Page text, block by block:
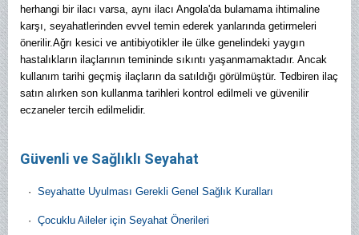
herhangi bir ilacı varsa, aynı ilacı Angola'da bulamama ihtimaline
karşı, seyahatlerinden evvel temin ederek yanlarında getirmeleri
önerilir.Ağrı kesici ve antibiyotikler ile ülke genelindeki yaygın
hastalıkların ilaçlarının temininde sıkıntı yaşanmamaktadır. Ancak
kullanım tarihi geçmiş ilaçların da satıldığı görülmüştür. Tedbiren ilaç
satın alırken son kullanma tarihleri kontrol edilmeli ve güvenilir
eczaneler tercih edilmelidir.
Güvenli ve Sağlıklı Seyahat
· Seyahatte Uyulması Gerekli Genel Sağlık Kuralları
· Çocuklu Aileler için Seyahat Önerileri